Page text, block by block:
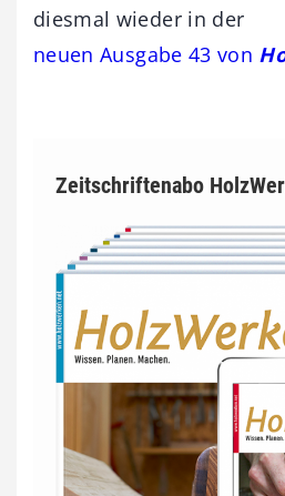
diesmal wieder in der
neuen Ausgabe 43 von
Zeitschriftenabo